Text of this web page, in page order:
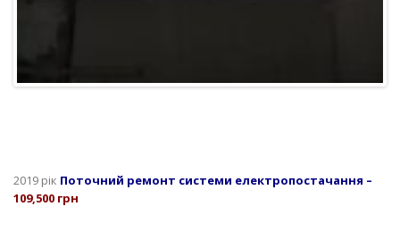
2019 рік Поточний ремонт системи електропостачання –
109,500 грн